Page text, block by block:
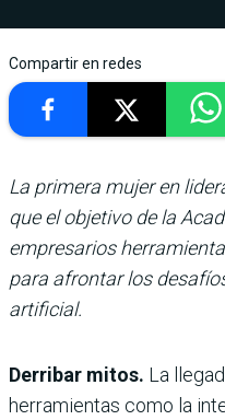
Compartir en redes
La primera mujer en
que el objetivo de la
empresarios
para afrontar los
artificial.
Derribar mitos. La
herramientas como la